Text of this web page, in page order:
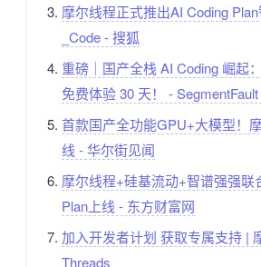
摩尔线程正式推出AI Coding
_Code - 搜狐
重磅｜国产全栈 AI Coding 崛起
免费体验 30 天！ -
首款国产全功能GPU+大模型！
线 - 华尔街见闻
摩尔线程+硅基流动+智谱强强联
Plan上线 - 东方财富网
加入开发者计划 获取专属支持 |
Threads